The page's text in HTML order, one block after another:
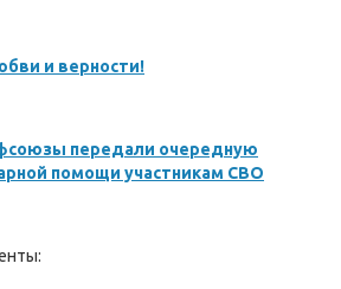
и верности!
передали очередную
помощи участникам СВО